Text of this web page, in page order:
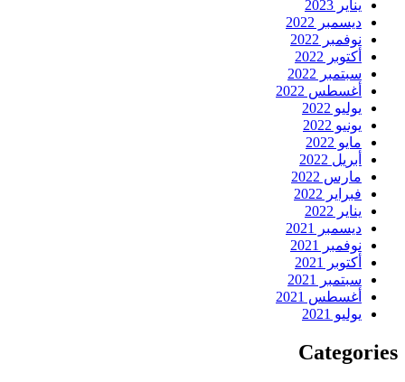
يناير 2023
ديسمبر 2022
نوفمبر 2022
أكتوبر 2022
سبتمبر 2022
أغسطس 2022
يوليو 2022
يونيو 2022
مايو 2022
أبريل 2022
مارس 2022
فبراير 2022
يناير 2022
ديسمبر 2021
نوفمبر 2021
أكتوبر 2021
سبتمبر 2021
أغسطس 2021
يوليو 2021
Categories